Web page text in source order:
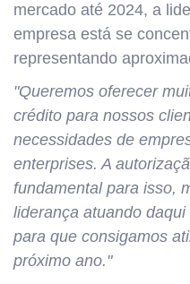
mercado até 2024, a
empresa está se
representando
"Queremos oferecer
crédito para nossos
necessidades de
enterprises. A
fundamental para isso,
liderança atuando
para que consigamos
próximo ano."